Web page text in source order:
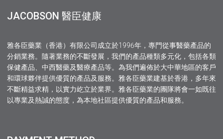
JACOBSON 醫臣健康
雅各臣藥業（香港）有限公司成立於1996年，專門從事醫藥產品的
分銷業務。隨著業務的不斷發展，我們的產品種類多元化，包括各類
保健產品、中西醫藥及醫療產品等。為我們遍佈於大中華地區的客戶
和環球夥伴提供優質的產品及服務。雅各臣藥業建基於香港，多年來
不斷精益求精，以實力屹立於業界。雅各臣藥業的團隊將會一如既往
以專業及熱誠的態度，為本地社區提供優質的產品和服務。